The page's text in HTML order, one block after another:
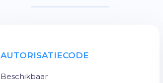
AUTORISATIECODE
Beschikbaar